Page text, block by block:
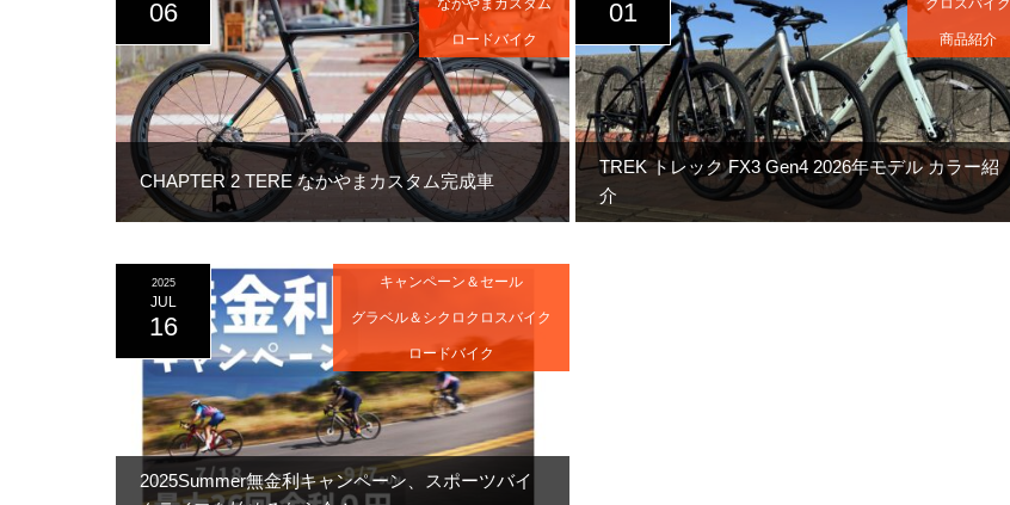
CHAPTER 2 TERE なかやまカスタム完成車
06 なかやまカスタム
ロードバイク
TREK トレック FX3 Gen4 2026年モデル カラー紹
介
01 クロスバイク
商品紹介
2025Summer無金利キャンペーン、スポーツバイ
2025
JUL
16
キャンペーン＆セール
グラベル＆シクロクロスバイク
ロードバイク